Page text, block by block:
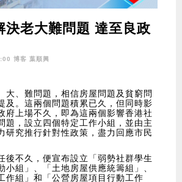
決老大難問題 達至良政
博客 葉順興
大、難問題，相信房屋問題及貧窮問
及。這兩個問題積累已久，但同時影
府上場不久，即為這兩個影響香港社
題，設立四個特定工作小組，並由主
研究推行針對性政策，盡力回應市民
後不久，便宣布設立「弱勢社群學生
小組」、「土地房屋供應統籌組」、
作組」和「公營房屋項目行動工作